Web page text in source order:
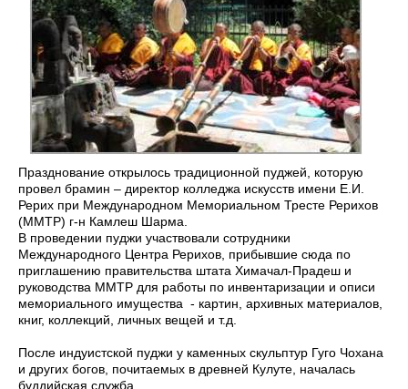
Празднование открылось традиционной пуджей, которую
провел брамин – директор колледжа искусств имени Е.И.
Рерих при Международном Мемориальном Тресте Рерихов
(ММТР) г-н Камлеш Шарма.
В проведении пуджи участвовали сотрудники
Международного Центра Рерихов, прибывшие сюда по
приглашению правительства штата Химачал-Прадеш и
руководства ММТР для работы по инвентаризации и описи
мемориального имущества - картин, архивных материалов,
книг, коллекций, личных вещей и т.д.
После индуистской пуджи у каменных скульптур Гуго Чохана
и других богов, почитаемых в древней Кулуте, началась
буддийская служба.